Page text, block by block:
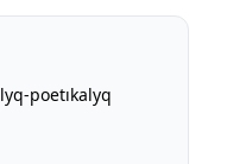
poetıkalyq